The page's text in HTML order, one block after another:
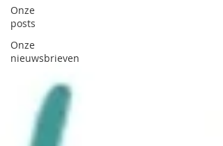
Onze
posts
Onze
nieuwsbrieven